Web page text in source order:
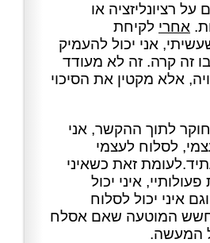
על רציונליזציה או
אחרי לקיחת
אני יכול להעמיק
זה קרה. זה לא מעודד
אלא מקטין את הסיכוי
לתוך ההקשר, אני
לסלוח לעצמי
זאת כשאיני
איני יכול
איני יכול לסלוח
המוטעה שאם אסלח
המעשה.